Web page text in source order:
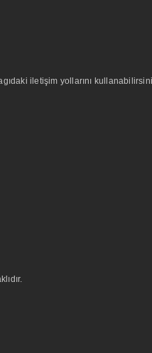
iletişim yollarını